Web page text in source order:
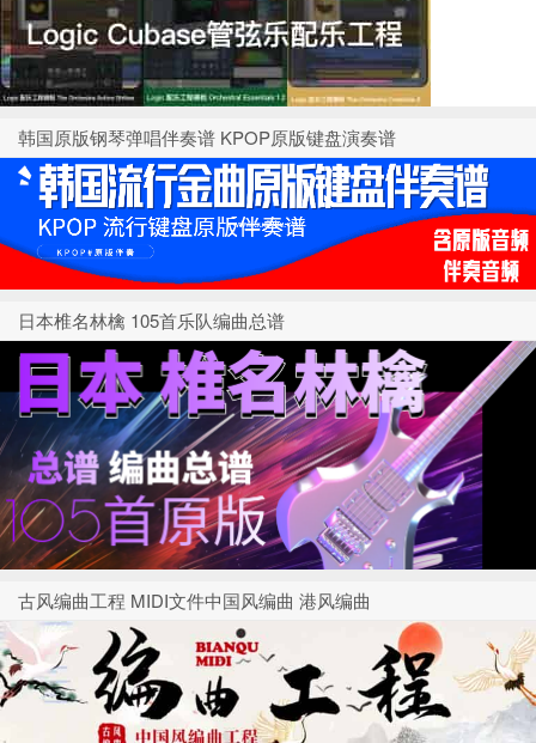
韩国原版钢琴弹唱伴奏谱 KPOP原版键盘演奏谱
日本椎名林檎 105首乐队编曲总谱
古风编曲工程 MIDI文件中国风编曲 港风编曲